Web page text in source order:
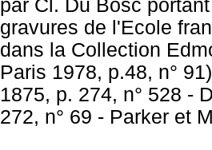
par Cl. Du Bosc
gravures de l'Ecole
dans la Collection
Paris 1978, p.48, n°
1875, p. 274, n° 528 -
272, n° 69 - Parker et